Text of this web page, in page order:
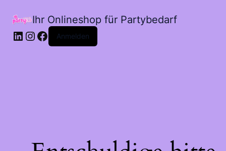
Ihr Onlineshop für Partybedarf
LinkedIn
Instagram
Facebook
Anmelden